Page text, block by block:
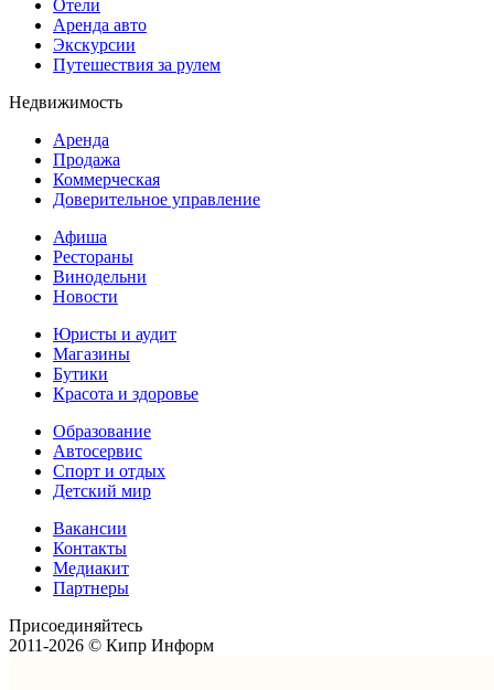
Отели
Аренда авто
Экскурсии
Путешествия за рулем
Недвижимость
Аренда
Продажа
Коммерческая
Доверительное управление
Афиша
Рестораны
Винодельни
Новости
Юристы и аудит
Магазины
Бутики
Красота и здоровье
Образование
Автосервис
Спорт и отдых
Детский мир
Вакансии
Контакты
Медиакит
Партнеры
Присоединяйтесь
2011-2026 © Кипр Информ